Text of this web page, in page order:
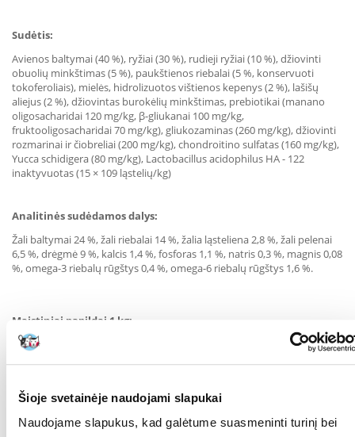
Šioje svetainėje naudojami slapukai
Naudojame slapukus, kad galėtume suasmeninti turinį bei
Sudėtis:
Avienos baltymai (40 %), ryžiai (30 %), rudieji ryžiai (10 %), džiovinti
obuolių minkštimas (5 %), paukštienos riebalai (5 %, konservuoti
tokoferoliais), mielės, hidrolizuotos vištienos kepenys (2 %), lašišų
aliejus (2 %), džiovintas burokėlių minkštimas, prebiotikai (manano
oligosacharidai 120 mg/kg, β-gliukanai 100 mg/kg,
fruktooligosacharidai 70 mg/kg), gliukozaminas (260 mg/kg), džiovinti
rozmarinai ir čiobreliai (200 mg/kg), chondroitino sulfatas (160 mg/kg),
Yucca schidigera (80 mg/kg), Lactobacillus acidophilus HA - 122
inaktyvuotas (15 × 109 ląstelių/kg)
Analitinės sudėdamos dalys:
Žali baltymai 24 %, žali riebalai 14 %, žalia ląsteliena 2,8 %, žali pelenai
6,5 %, drėgmė 9 %, kalcis 1,4 %, fosforas 1,1 %, natris 0,3 %, magnis 0,08
%, omega-3 riebalų rūgštys 0,4 %, omega-6 riebalų rūgštys 1,6 %.
Maistiniai papildai 1 kg:
Vitaminas A (3a672a) 16 500 TV, vitaminas D3 (E671) 1 650 TV,
pantotenatas (3a841) 12 mg, vitaminas B6 (3a831) 4,8 mg, folio rūgštis
(3a316) 0,6 mg, vitaminas B12 0,05 mg, biotinas (3a880) 0,65 mg,
cholino chloridas (3a890) 1 800 mg, organinis cinkas (3b606) 90 mg,
organinė geležis (3b106) 75 mg, organinis magnis (3b504) 30 mg,